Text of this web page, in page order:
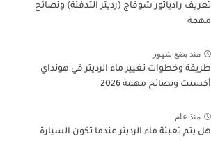
تعريف رادياتور شوفاج (رديتر التدفئة) ونصائح
مهمة
منذ بضع شهور
طريقة وخطوات تغيير ماء الرديتر في هونداي
أكسنت ونصائح مهمة 2026
منذ عام
هل يتم تعبئة ماء الرديتر عندما تكون السيارة